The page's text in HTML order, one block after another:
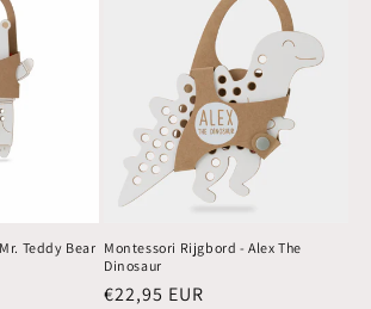
Teddy Bear Montessori Rijgbord - Alex The
Dinosaur
Normale
€22,95 EUR